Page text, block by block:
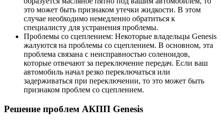
это может быть признаком утечки жидкости. В этом
случае необходимо немедленно обратиться к
специалисту для устранения проблемы.
Проблемы со сцеплением: Некоторые владельцы Genesis
жалуются на проблемы со сцеплением. В основном, эта
проблема связана с неисправностью соленоидов,
которые отвечают за переключение передач. Если ваш
автомобиль начал резко переключаться или
задерживаться при переключении, то это может быть
признаком проблем со сцеплением.
Решение проблем АКПП Genesis